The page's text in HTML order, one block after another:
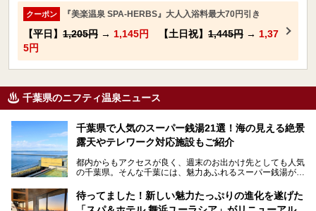
クーポン 『美楽温泉 SPA-HERBS』大人入浴料最大70円引き
【平日】 1,205円 → 1,145円 【土日祝】 1,445円 → 1,37
5円
千葉県のニフティ温泉ニュース
千葉県で人気のスーパー銭湯21選！海の見える絶景
露天やテレワーク対応施設もご紹介
都内からもアクセスが良く、週末のお出かけ先としても人気
の千葉県。そんな千葉には、魅力あふれるスーパー銭湯がた
「サウナでしっかりととのいたい」「海が見える絶景で非日
待ってました！新しい魅力たっぷりの進化を遂げた